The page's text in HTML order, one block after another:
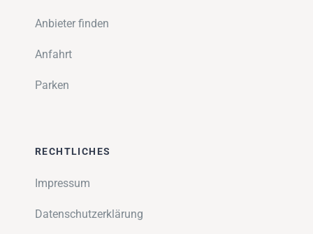
Anbieter finden
Anfahrt
Parken
RECHTLICHES
Impressum
Datenschutzerklärung